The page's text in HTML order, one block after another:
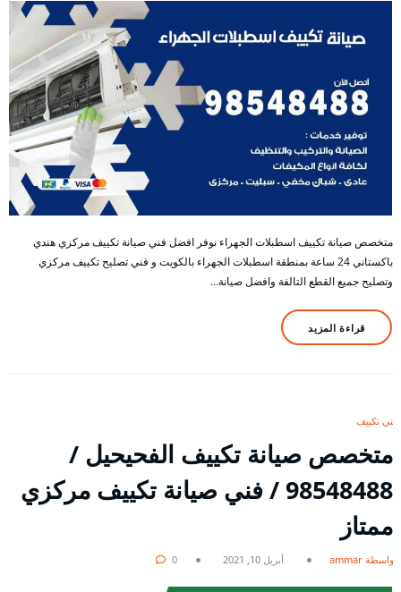
متخصص صيانة تكييف اسطبلات الجهراء نوفر افضل فني صيانة تكييف مركزي هندي
باكستاني 24 ساعة بمنطقة اسطبلات الجهراء بالكويت و فني تصليح تكييف مركزي
وتصليح جميع القطع التالفة وافضل صيانة…
قراءة المزيد
فني تكييف
متخصص صيانة تكييف الفحيحيل /
98548488 / فني صيانة تكييف مركزي
ممتاز
بواسطة ammar أبريل 10, 2021 0